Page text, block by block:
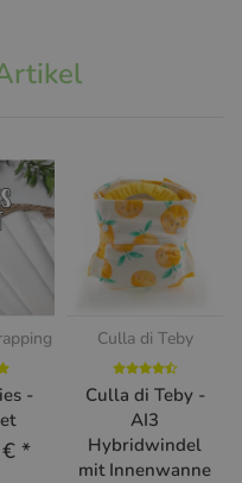
-
*
Culla di Teby
Culla di Teby -
AI3
Hybridwindel
mit Innenwanne